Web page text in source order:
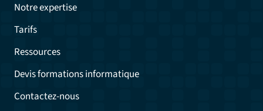
Notre expertise
Tarifs
Ressources
Devis formations informatique
Contactez-nous